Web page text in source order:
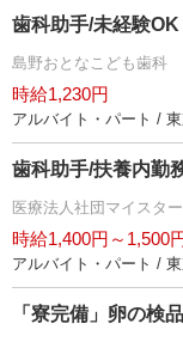
歯科助手/未経験
島野おとなこども歯科
時給1,230円
アルバイト・パート /
歯科助手/扶養内勤
医療法人社団マイスター
時給1,400円～1,500
アルバイト・パート /
「寮完備」卵の検